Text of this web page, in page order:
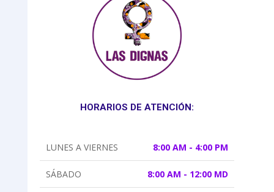
HORARIOS DE ATENCIÓN:
LUNES A VIERNES 8:00 AM - 4:00 PM
SÁBADO 8:00 AM - 12:00 MD